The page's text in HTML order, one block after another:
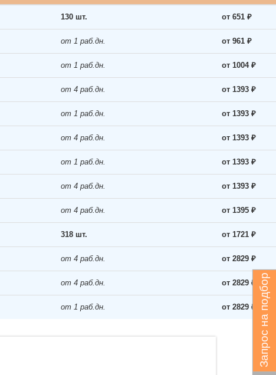
Запрос на подбор
130 шт. от 651 ₽
от 1 раб.дн. от 961 ₽
от 1 раб.дн. от 1004 ₽
от 4 раб.дн. от 1393 ₽
от 1 раб.дн. от 1393 ₽
от 4 раб.дн. от 1393 ₽
от 1 раб.дн. от 1393 ₽
от 4 раб.дн. от 1393 ₽
от 4 раб.дн. от 1395 ₽
318 шт. от 1721 ₽
от 4 раб.дн. от 2829 ₽
от 4 раб.дн. от 2829 ₽
от 1 раб.дн. от 2829 ₽